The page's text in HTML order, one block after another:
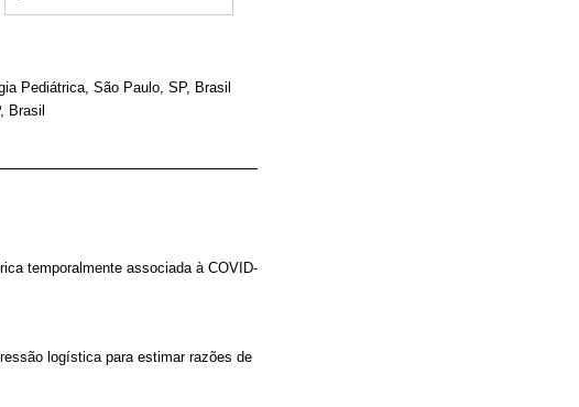
Pediátrica, São Paulo, SP, Brasil
Brasil
temporalmente associada à COVID-
logística para estimar razões de